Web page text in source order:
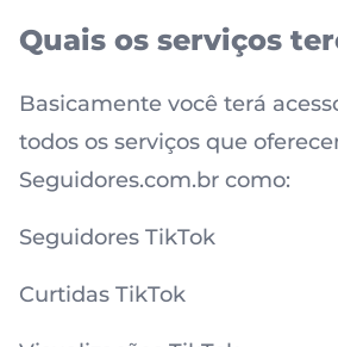
Quais os serviços
Basicamente você terá
todos os serviços que
Seguidores.com.br como:
Seguidores TikTok
Curtidas TikTok